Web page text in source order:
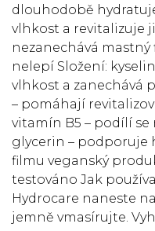
dlouhodobě
vlhkost a revitalizuje
nezanechává
nelepí Složení:
vlhkost a zanechává
– pomáhají
vitamín B5 – podílí se
glycerin – podporuje
filmu veganský
testováno Jak
Hydrocare naneste
jemně vmasírujte.